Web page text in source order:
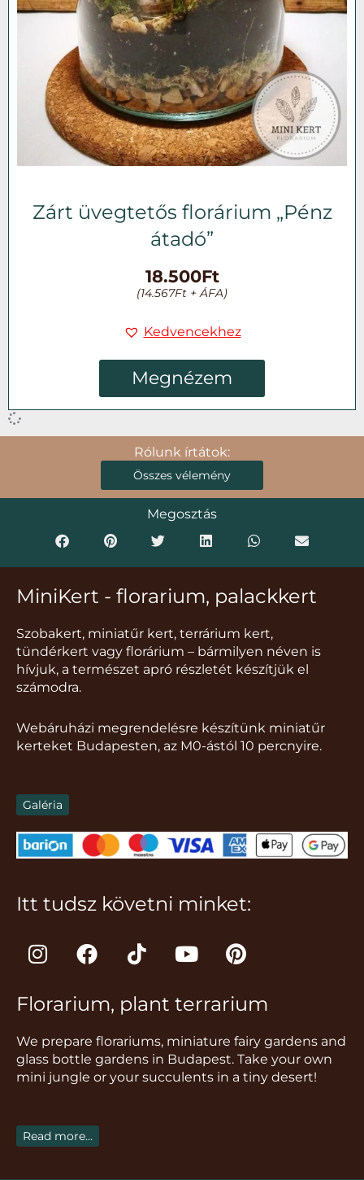
Zárt üvegtetős florárium „Pénz
átadó”
18.500Ft
(14.567Ft + ÁFA)
Kedvencekhez
Megnézem
Rólunk írtátok:
Összes vélemény
Megosztás
MiniKert - florarium, palackkert
Szobakert, miniatűr kert, terrárium kert,
tündérkert vagy florárium – bármilyen néven is
hívjuk, a természet apró részletét készítjük el
számodra.
Webáruházi megrendelésre készítünk miniatűr
kerteket Budapesten, az M0-ástól 10 percnyire.
Galéria
Itt tudsz követni minket:
I
n
t
g
r
a
F
a
e
o
o
T
i
t
k
Y
o
t
b
e
P
i
t
r
e
Florarium, plant terrarium
We prepare florariums, miniature fairy gardens and
glass bottle gardens in Budapest. Take your own
mini jungle or your succulents in a tiny desert!
Read more...